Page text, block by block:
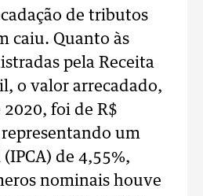
de tributos
caiu. Quanto às
pela Receita
o valor arrecadado,
foi de R$
um
de 4,55%,
nominais houve